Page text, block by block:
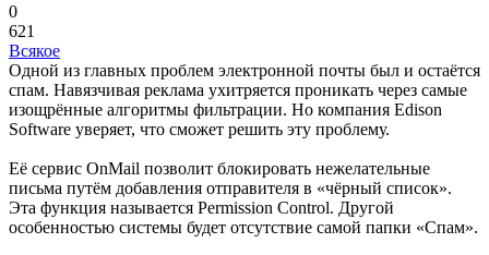
0
621
Всякое
Одной из главных проблем электронной почты был и остаётся
спам. Навязчивая реклама ухитряется проникать через самые
изощрённые алгоритмы фильтрации. Но компания Edison
Software уверяет, что сможет решить эту проблему.
Её сервис OnMail позволит блокировать нежелательные
письма путём добавления отправителя в «чёрный список».
Эта функция называется Permission Control. Другой
особенностью системы будет отсутствие самой папки «Спам».